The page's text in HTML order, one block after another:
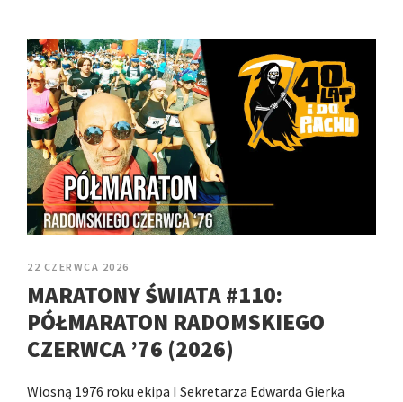
22 CZERWCA 2026
MARATONY ŚWIATA #110:
PÓŁMARATON RADOMSKIEGO
CZERWCA ’76 (2026)
Wiosną 1976 roku ekipa I Sekretarza Edwarda Gierka